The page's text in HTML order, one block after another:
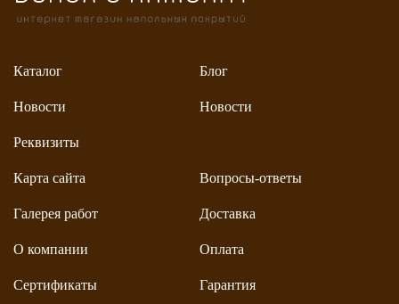
Каталог
Новости
Реквизиты
Карта сайта
Галерея работ
Блог
Новости
О компании
Сертификаты
Вопросы-ответы
Доставка
Оплата
Гарантия